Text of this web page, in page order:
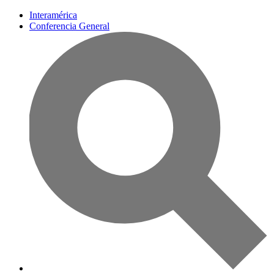
Interamérica
Conferencia General